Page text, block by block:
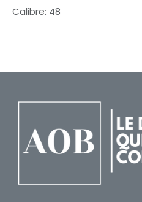
Calibre: 48